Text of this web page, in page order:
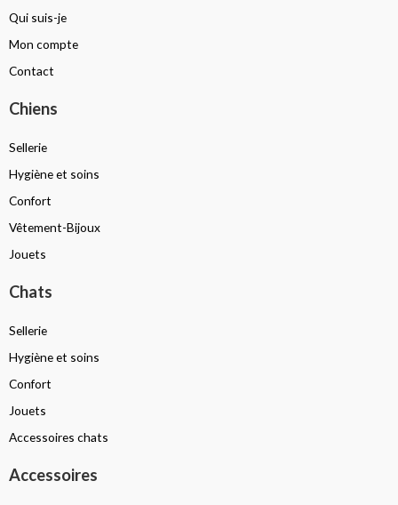
Qui suis-je
Mon compte
Contact
Chiens
Sellerie
Hygiène et soins
Confort
Vêtement-Bijoux
Jouets
Chats
Sellerie
Hygiène et soins
Confort
Jouets
Accessoires chats
Accessoires